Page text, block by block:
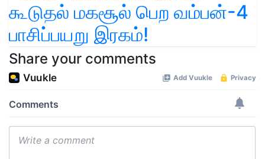
கூடுதல் மகசூல் பெற வம்பன்-4
பாசிப்பயறு இரகம்!
Share your comments